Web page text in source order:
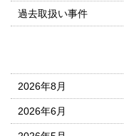
過去取扱い事件
2026年8月
2026年6月